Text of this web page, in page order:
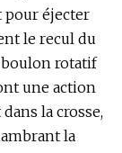
pour éjecter
le recul du
rotatif
une action
la crosse,
la